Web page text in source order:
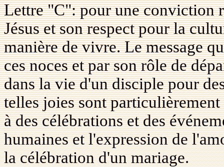
Lettre "C": pour une conviction
Jésus et son respect pour la
manière de vivre. Le message
ces noces et par son rôle de
dans la vie d'un disciple pour
telles joies sont
à des célébrations et des
humaines et l'expression de
la célébration d'un mariage.